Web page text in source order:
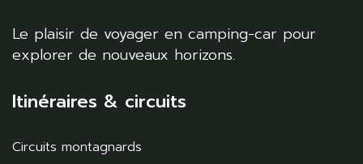
Le plaisir de voyager en camping-car pour
explorer de nouveaux horizons.
Itinéraires & circuits
Circuits montagnards